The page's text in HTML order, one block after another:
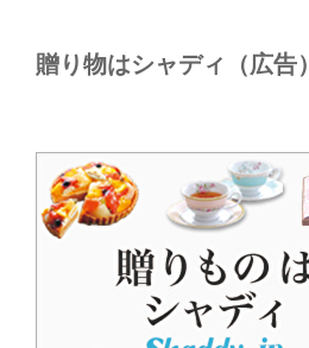
贈り物はシャディ（広告）